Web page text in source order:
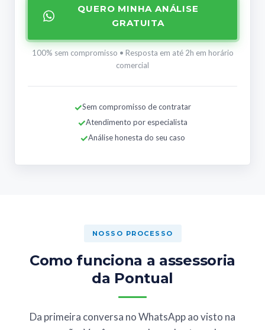
QUERO MINHA ANÁLISE
GRATUITA
100% sem compromisso • Resposta em até 2h em horário
comercial
✓Sem compromisso de contratar
✓Atendimento por especialista
✓Análise honesta do seu caso
NOSSO PROCESSO
Como funciona a assessoria
da Pontual
Da primeira conversa no WhatsApp ao visto na